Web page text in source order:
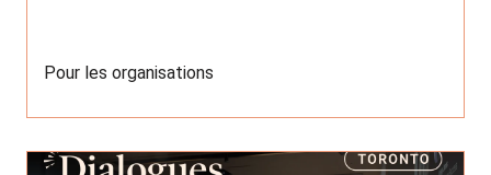
Pour les organisations